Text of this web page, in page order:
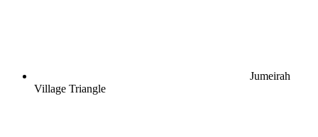
Jumeirah
Village Triangle